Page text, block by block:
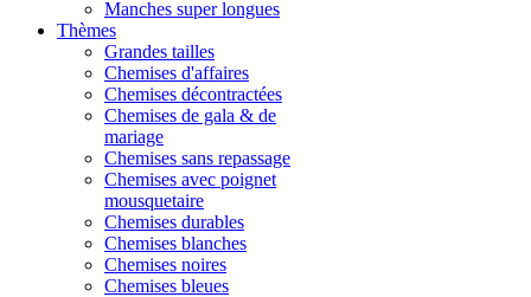
Manches super longues
Thèmes
Grandes tailles
Chemises d'affaires
Chemises décontractées
Chemises de gala & de
mariage
Chemises sans repassage
Chemises avec poignet
mousquetaire
Chemises durables
Chemises blanches
Chemises noires
Chemises bleues